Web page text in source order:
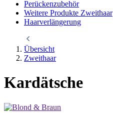
Perückenzubehör
Weitere Produkte Zweithaar
Haarverlängerung
Übersicht
Zweithaar
Kardätsche